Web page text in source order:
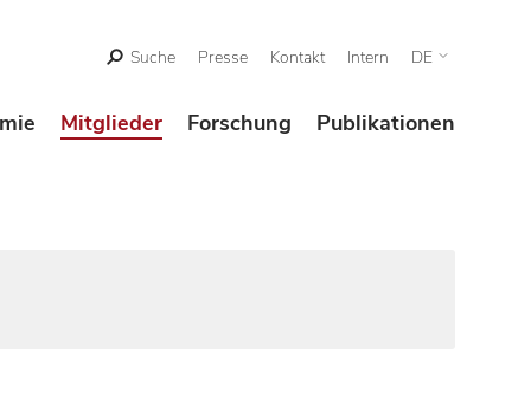
Suche Presse Kontakt Intern DE
Mitglieder Forschung Publikationen